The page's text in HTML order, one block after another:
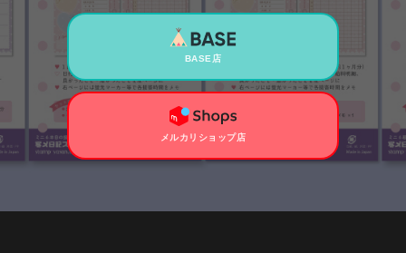
BASE店
メルカリショップ店